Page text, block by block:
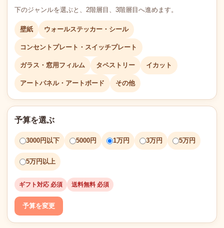
下のジャンルを選ぶと、2階層目、3階層目へ進めます。
壁紙 ウォールステッカー・シール
コンセントプレート・スイッチプレート
ガラス・窓用フィルム タペストリー イカット
アートパネル・アートボード その他
予算を選ぶ
3000円以下 5000円 1万円 3万円 5万円
5万円以上
ギフト対応 必須 送料無料 必須
予算を変更